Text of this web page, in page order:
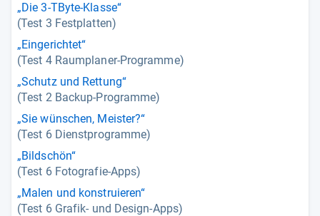
„Die 3-TByte-Klasse“
(Test 3 Festplatten)
„Eingerichtet“
(Test 4 Raumplaner-Programme)
„Schutz und Rettung“
(Test 2 Backup-Programme)
„Sie wünschen, Meister?“
(Test 6 Dienstprogramme)
„Bildschön“
(Test 6 Fotografie-Apps)
„Malen und konstruieren“
(Test 6 Grafik- und Design-Apps)